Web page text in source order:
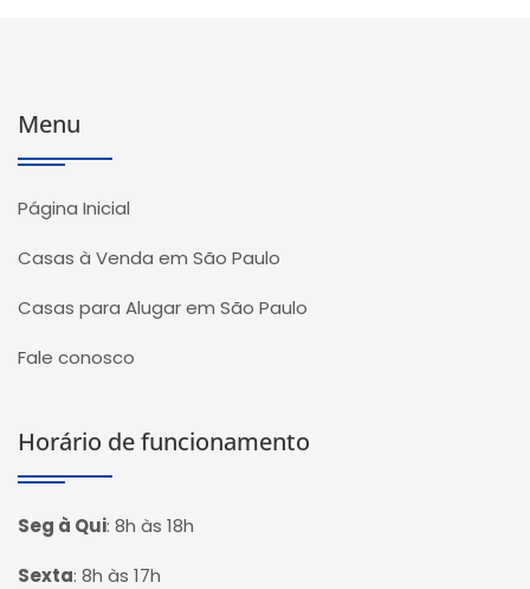
Menu
Página Inicial
Casas à Venda em São Paulo
Casas para Alugar em São Paulo
Fale conosco
Horário de funcionamento
Seg à Qui: 8h às 18h
Sexta: 8h às 17h